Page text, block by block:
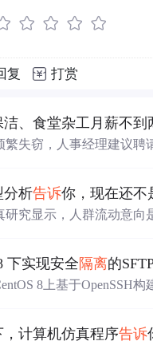
复 打赏
、食堂杂工月薪不到两千元，为何
繁失窃，人事经理建议聘
临的经济压力及对社会参
分析告诉你，现在还不
研究显示，人群流动意向
数量、传播率、潜伏时间
。
下实现安全 隔离的
8上基于OpenSSH构
+ ChrootDirectory配置、
，计算机仿真程序告诉